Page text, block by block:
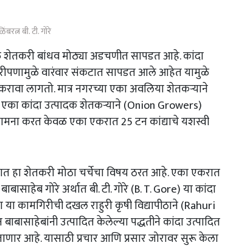
बी. टी. गोरे
शेतकरी बांधव मोठ्या अडचणीत सापडत आहे. कांदा
वारंवार संकटात सापडत आले आहेत यामुळे
लागतो. मात्र नगरच्या एका अवलिया शेतकऱ्याने
कांदा उत्पादक शेतकऱ्याने (Onion Growers)
करत केवळ एका एकरात 25 टन कांद्याचे यशस्वी
हा शेतकरी मोठा चर्चेचा विषय ठरत आहे. एका एकरात
गोरे अर्थात बी. टी. गोरे (B. T. Gore) या कांदा
कामगिरीची दखल राहुरी कृषी विद्यापीठाने (Rahuri
उत्पादित केलेल्या पद्धतीने कांदा उत्पादित
आहे. यासाठी प्रचार आणि प्रसार जोरावर सुरू केला